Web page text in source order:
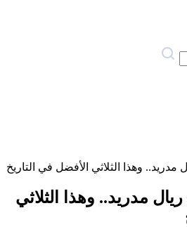
مدريد.. وهذا الثلاثي الأفضل في التاريخ
مدريد.. وهذا الثلاثي